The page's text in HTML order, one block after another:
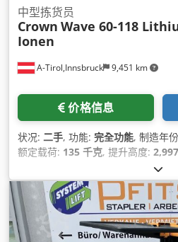
A-Tirol,Innsbruck 9,451 km
中型拣货员
Crown Wave 60-118
Ionen
价格信息
状况: 二手, 功能: 完全功能, 制造年
额定载荷: 135 千克, 提升高度:
1,385 毫米
度:1,525 毫米, 驱动类型:Elektro,